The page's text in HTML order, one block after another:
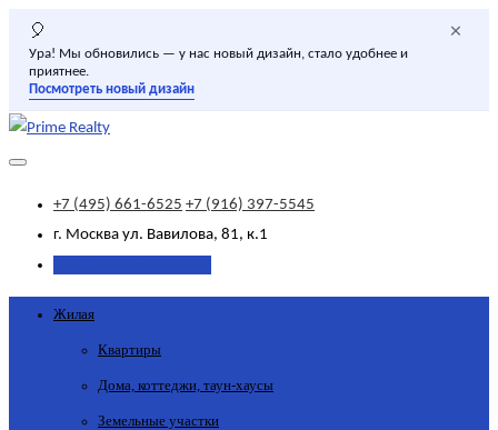
🎈
Ура! Мы обновились — у нас новый дизайн, стало удобнее и
приятнее.
Посмотреть новый дизайн
×
+7 (495) 661-6525 +7 (916) 397-5545
г. Москва ул. Вавилова, 81, к.1
Жилая
Квартиры
Дома, коттеджи, таун-хаусы
Земельные участки